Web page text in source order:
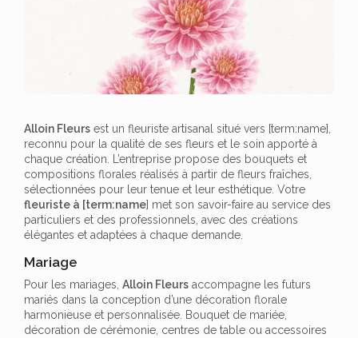
Alloin Fleurs est un fleuriste artisanal situé vers [term:name],
reconnu pour la qualité de ses fleurs et le soin apporté à
chaque création. L’entreprise propose des bouquets et
compositions florales réalisés à partir de fleurs fraîches,
sélectionnées pour leur tenue et leur esthétique. Votre
fleuriste à [term:name] met son savoir-faire au service des
particuliers et des professionnels, avec des créations
élégantes et adaptées à chaque demande.
Mariage
Pour les mariages, Alloin Fleurs accompagne les futurs
mariés dans la conception d’une décoration florale
harmonieuse et personnalisée. Bouquet de mariée,
décoration de cérémonie, centres de table ou accessoires